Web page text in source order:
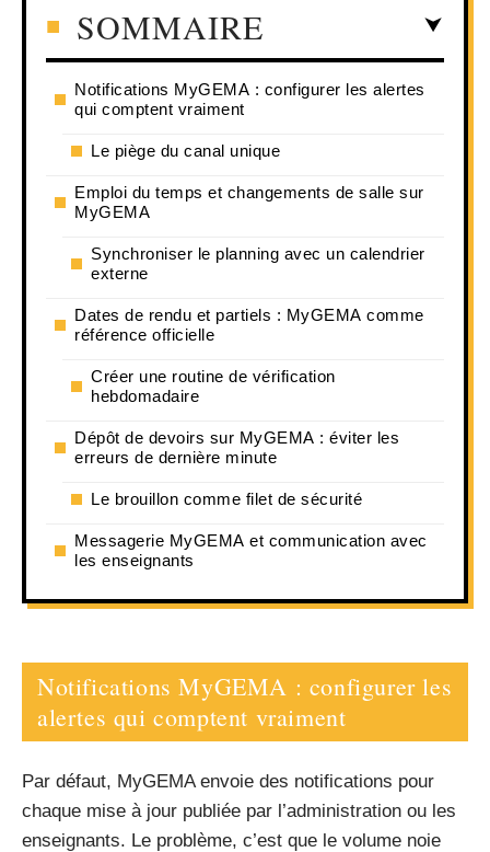
SOMMAIRE
Notifications MyGEMA : configurer les alertes
qui comptent vraiment
Le piège du canal unique
Emploi du temps et changements de salle sur
MyGEMA
Synchroniser le planning avec un calendrier
externe
Dates de rendu et partiels : MyGEMA comme
référence officielle
Créer une routine de vérification
hebdomadaire
Dépôt de devoirs sur MyGEMA : éviter les
erreurs de dernière minute
Le brouillon comme filet de sécurité
Messagerie MyGEMA et communication avec
les enseignants
Notifications MyGEMA : configurer les
alertes qui comptent vraiment
Par défaut, MyGEMA envoie des notifications pour
chaque mise à jour publiée par l’administration ou les
enseignants. Le problème, c’est que le volume noie